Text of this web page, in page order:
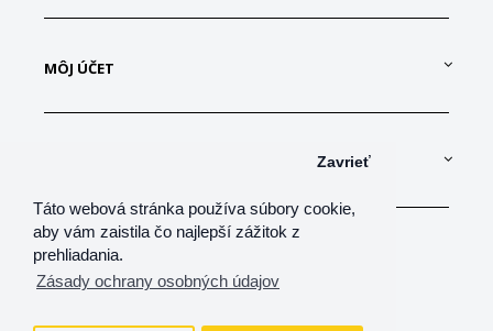
Táto webová stránka používa súbory cookie,
aby vám zaistila čo najlepší zážitok z
prehliadania.
Zásady ochrany osobných údajov
Zavrieť
MÔJ ÚČET